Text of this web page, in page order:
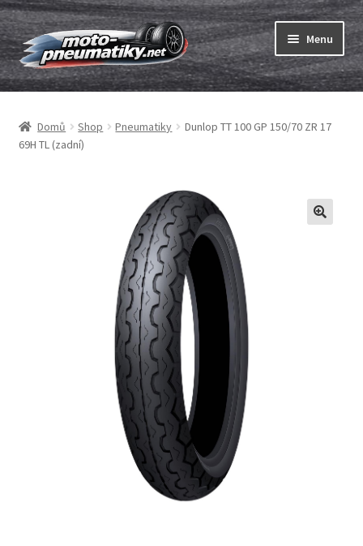
Přeskočit
na
navigaci
Přejít
k
obsahu
webu
Menu
Pneumatiky
Expand
menu
Duše & ráfkové pásky
Expand
menu
Domů Shop Pneumatiky
Dunlop TT 100 GP 150/70 ZR 17
69H TL (zadní)